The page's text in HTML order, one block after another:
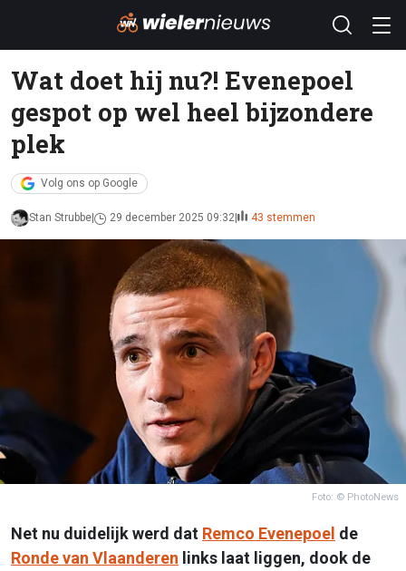
Wat doet hij nu?! Evenepoel
gespot op wel heel bijzondere
plek
Volg ons op Google
Stan Strubbe 29 december 2025 09:32 43 stemmen
Foto: © PhotoNews
Net nu duidelijk werd dat Remco Evenepoel de
Ronde van Vlaanderen links laat liggen, dook de